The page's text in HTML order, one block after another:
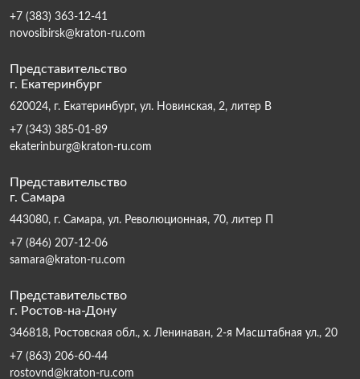
+7 (383) 363-12-41
novosibirsk@kraton-ru.com
Представительство
г. Екатеринбург
620024, г. Екатеринбург, ул. Новинская, 2, литер В
+7 (343) 385-01-89
ekaterinburg@kraton-ru.com
Представительство
г. Самара
443080, г. Самара, ул. Революционная, 70, литер П
+7 (846) 207-12-06
samara@kraton-ru.com
Представительство
г. Ростов-на-Дону
346818, Ростовская обл., х. Ленинаван, 2-я Масштабная ул., 20
+7 (863) 206-60-44
rostovnd@kraton-ru.com